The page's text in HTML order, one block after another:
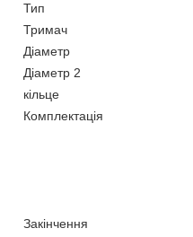
Тип
Тримач
Діаметр
Діаметр 2
кільце
Комплектація
Закінчення